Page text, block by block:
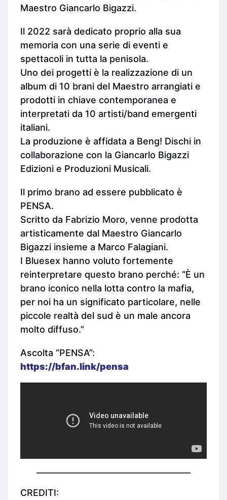
Maestro Giancarlo Bigazzi.
Il 2022 sarà dedicato proprio alla sua
memoria con una serie di eventi e
spettacoli in tutta la penisola.
Uno dei progetti è la realizzazione di un
album di 10 brani del Maestro arrangiati e
prodotti in chiave contemporanea e
interpretati da 10 artisti/band emergenti
italiani.
La produzione è affidata a Beng! Dischi in
collaborazione con la Giancarlo Bigazzi
Edizioni e Produzioni Musicali.
Il primo brano ad essere pubblicato è
PENSA.
Scritto da Fabrizio Moro, venne prodotta
artisticamente dal Maestro Giancarlo
Bigazzi insieme a Marco Falagiani.
I Bluesex hanno voluto fortemente
reinterpretare questo brano perché: “È un
brano iconico nella lotta contro la mafia,
per noi ha un significato particolare, nelle
piccole realtà del sud è un male ancora
molto diffuso.”
Ascolta “PENSA”:
https://bfan.link/pensa
CREDITI: